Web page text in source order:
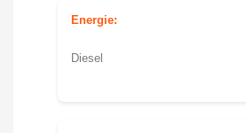
Energie:
Diesel